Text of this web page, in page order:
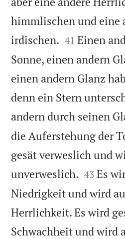
himmlischen und eine
irdischen. 

41 Einen
Sonne, einen andern
einen andern Glanz
denn ein Stern
andern durch seinen
die Auferstehung der
gesät verweslich und
unverweslich. 

43 Es
Niedrigkeit und wird
Herrlichkeit. Es wird
Schwachheit und wird